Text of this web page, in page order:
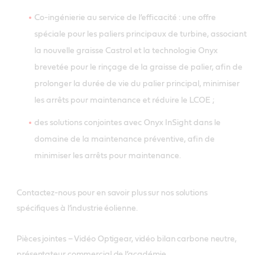
Co-ingénierie au service de l’efficacité : une offre
spéciale pour les paliers principaux de turbine, associant
la nouvelle graisse Castrol et la technologie Onyx
brevetée pour le rinçage de la graisse de palier, afin de
prolonger la durée de vie du palier principal, minimiser
les arrêts pour maintenance et réduire le LCOE ;
des solutions conjointes avec Onyx InSight dans le
domaine de la maintenance préventive, afin de
minimiser les arrêts pour maintenance.
Contactez-nous pour en savoir plus sur nos solutions
spécifiques à l’industrie éolienne.
Pièces jointes – Vidéo Optigear, vidéo bilan carbone neutre,